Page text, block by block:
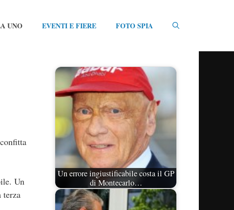
UNO EVENTI E FIERE FOTO SPIA
Un
terza
Un errore ingiustificabile costa il GP
di Montecarlo…